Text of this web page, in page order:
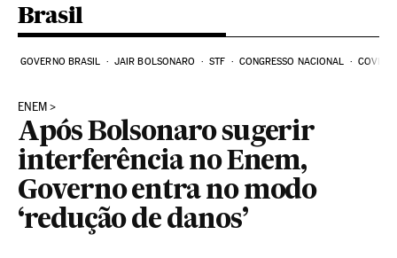
Brasil
GOVERNO BRASIL JAIR BOLSONARO STF CONGRESSO NACIONAL COVID-
ENEM
Após Bolsonaro sugerir
interferência no Enem,
Governo entra no modo
‘redução de danos’